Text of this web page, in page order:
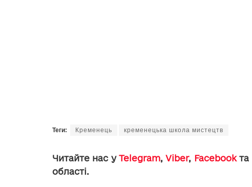
Теги: Кременець кременецька школа мистецтв
Читайте нас уTelegram,Viber, Facebookта
області.